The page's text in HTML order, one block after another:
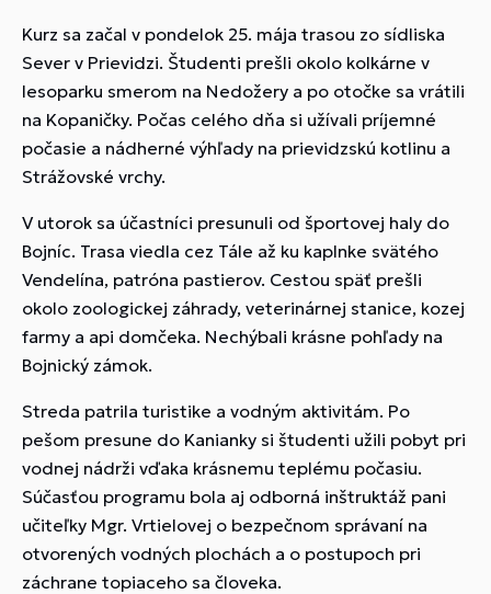
Kurz sa začal v pondelok 25. mája trasou zo sídliska
Sever v Prievidzi. Študenti prešli okolo kolkárne v
lesoparku smerom na Nedožery a po otočke sa vrátili
na Kopaničky. Počas celého dňa si užívali príjemné
počasie a nádherné výhľady na prievidzskú kotlinu a
Strážovské vrchy.
V utorok sa účastníci presunuli od športovej haly do
Bojníc. Trasa viedla cez Tále až ku kaplnke svätého
Vendelína, patróna pastierov. Cestou späť prešli
okolo zoologickej záhrady, veterinárnej stanice, kozej
farmy a api domčeka. Nechýbali krásne pohľady na
Bojnický zámok.
Streda patrila turistike a vodným aktivitám. Po
pešom presune do Kanianky si študenti užili pobyt pri
vodnej nádrži vďaka krásnemu teplému počasiu.
Súčasťou programu bola aj odborná inštruktáž pani
učiteľky Mgr. Vrtielovej o bezpečnom správaní na
otvorených vodných plochách a o postupoch pri
záchrane topiaceho sa človeka.